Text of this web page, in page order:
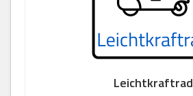
Leichtkraftrad